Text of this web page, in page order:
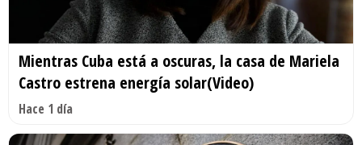
Mientras Cuba está a oscuras, la casa de Mariela
Castro estrena energía solar(Video)
Hace 1 día